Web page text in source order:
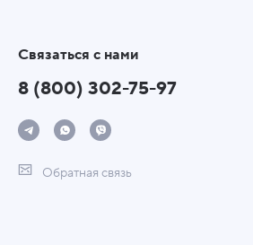
Связаться с нами
8 (800) 302-75-97
Обратная связь